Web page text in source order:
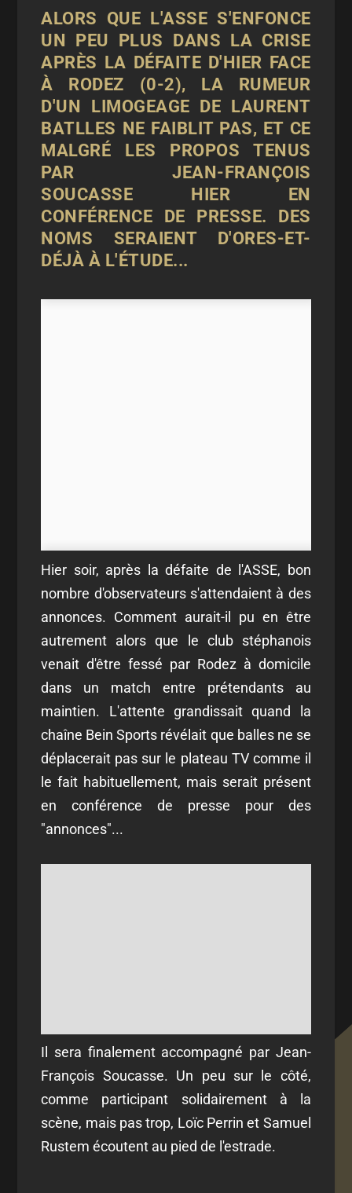
ALORS QUE L'ASSE S'ENFONCE
UN PEU PLUS DANS LA CRISE
APRÈS LA DÉFAITE D'HIER FACE
À RODEZ (0-2), LA RUMEUR
D'UN LIMOGEAGE DE LAURENT
BATLLES NE FAIBLIT PAS, ET CE
MALGRÉ LES PROPOS TENUS
PAR JEAN-FRANÇOIS
SOUCASSE HIER EN
CONFÉRENCE DE PRESSE. DES
NOMS SERAIENT D'ORES-ET-
DÉJÀ À L'ÉTUDE...
Hier soir, après la défaite de l'ASSE, bon
nombre d'observateurs s'attendaient à des
annonces. Comment aurait-il pu en être
autrement alors que le club stéphanois
venait d'être fessé par Rodez à domicile
dans un match entre prétendants au
maintien. L'attente grandissait quand la
chaîne Bein Sports révélait que balles ne se
déplacerait pas sur le plateau TV comme il
le fait habituellement, mais serait présent
en conférence de presse pour des
"annonces"...
Il sera finalement accompagné par Jean-
François Soucasse. Un peu sur le côté,
comme participant solidairement à la
scène, mais pas trop, Loïc Perrin et Samuel
Rustem écoutent au pied de l'estrade.